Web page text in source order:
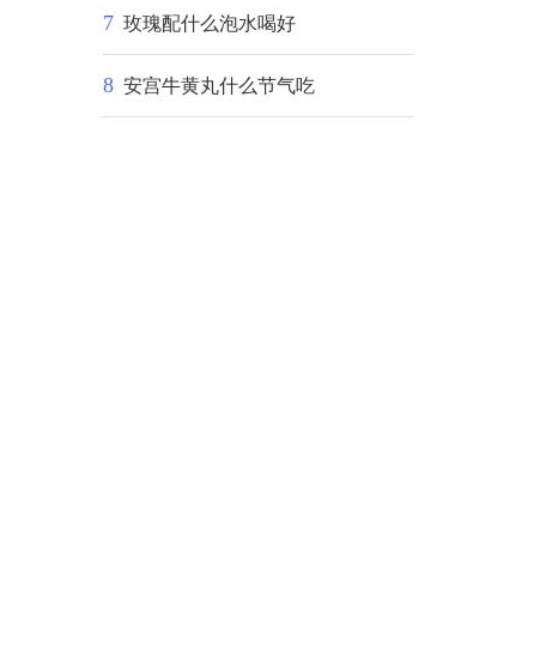
7 玫瑰配什么泡水喝好
8 安宫牛黄丸什么节气吃